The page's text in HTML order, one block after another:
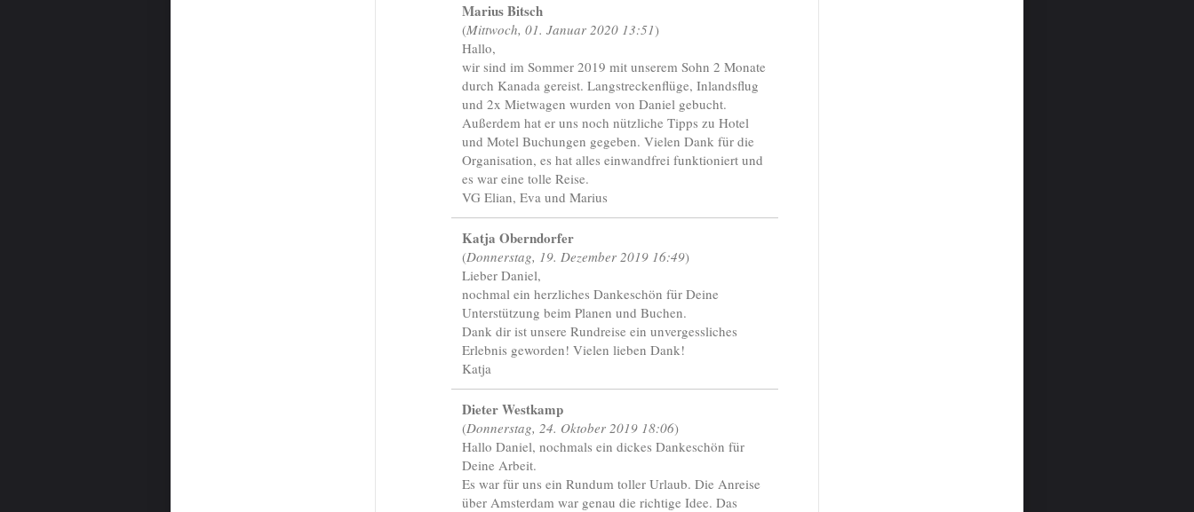
Marius Bitsch
(Mittwoch, 01. Januar 2020 13:51)
Hallo,
wir sind im Sommer 2019 mit unserem Sohn 2 Monate
durch Kanada gereist. Langstreckenflüge, Inlandsflug
und 2x Mietwagen wurden von Daniel gebucht.
Außerdem hat er uns noch nützliche Tipps zu Hotel
und Motel Buchungen gegeben. Vielen Dank für die
Organisation, es hat alles einwandfrei funktioniert und
es war eine tolle Reise.
VG Elian, Eva und Marius
Katja Oberndorfer
(Donnerstag, 19. Dezember 2019 16:49)
Lieber Daniel,
nochmal ein herzliches Dankeschön für Deine
Unterstützung beim Planen und Buchen.
Dank dir ist unsere Rundreise ein unvergessliches
Erlebnis geworden! Vielen lieben Dank!
Katja
Dieter Westkamp
(Donnerstag, 24. Oktober 2019 18:06)
Hallo Daniel, nochmals ein dickes Dankeschön für
Deine Arbeit.
Es war für uns ein Rundum toller Urlaub. Die Anreise
über Amsterdam war genau die richtige Idee. Das